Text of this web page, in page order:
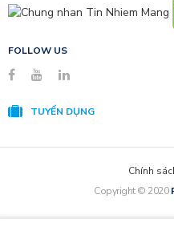
FOLLOW US
TUYỂN DỤNG
Copyright © 2020
Chính